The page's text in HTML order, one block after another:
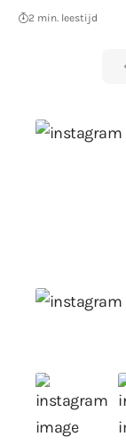
2 min. leestijd